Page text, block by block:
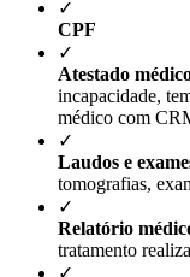
✓
CPF
✓
Atestado
incapacidade,
médico com
✓
Laudos e
tomografias,
✓
Relatório
tratamento
✓